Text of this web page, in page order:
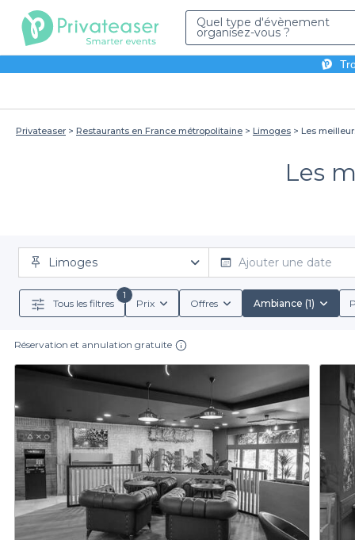
Quel type d'évènement
organisez-vous ?
Privateaser Restaurants en France métropolitaine Limoges Les
Les
Limoges Ajouter une date
Tous les filtres
1
Prix Offres Ambiance (1)
Réservation et annulation gratuite